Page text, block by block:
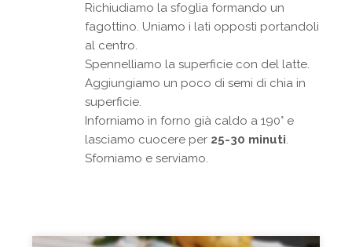
Richiudiamo la sfoglia formando un
fagottino. Uniamo i lati opposti portandoli
al centro.
Spennelliamo la superficie con del latte.
Aggiungiamo un poco di semi di chia in
superficie.
Inforniamo in forno già caldo a 190° e
lasciamo cuocere per 25-30 minuti.
Sforniamo e serviamo.